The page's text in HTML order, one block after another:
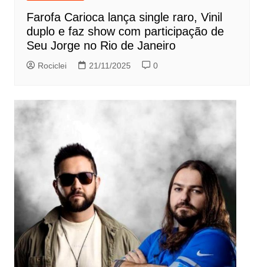
Farofa Carioca lança single raro, Vinil
duplo e faz show com participação de
Seu Jorge no Rio de Janeiro
Rociclei 21/11/2025 0